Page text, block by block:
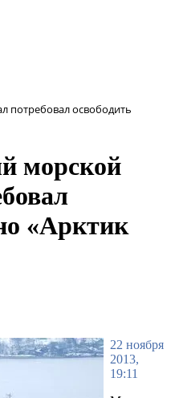
потребовал освободить
морской
«Арктик
22 ноября
2013,
19:11